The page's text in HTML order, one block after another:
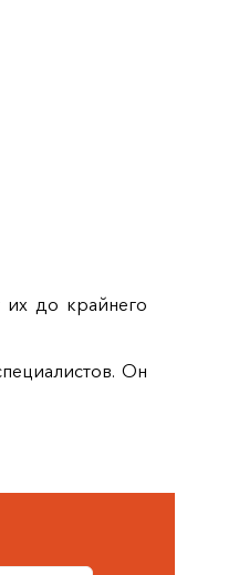
их до крайнего
Он